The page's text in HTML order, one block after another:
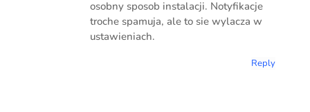
osobny sposob instalacji. Notyfikacje
troche spamuja, ale to sie wylacza w
ustawieniach.
Reply